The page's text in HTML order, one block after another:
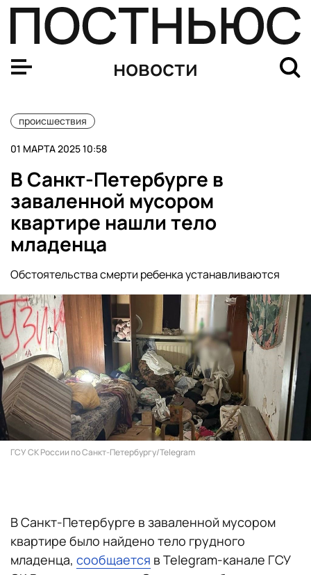
новости
происшествия
01 МАРТА 2025 10:58
В Санкт-Петербурге в
заваленной мусором
квартире нашли тело
младенца
Обстоятельства смерти ребенка устанавливаются
ГСУ СК России по Санкт-Петербургу/Telegram
В Санкт-Петербурге в заваленной мусором
квартире было найдено тело грудного
младенца, сообщается в Telegram-канале ГСУ
В Санкт-Петербурге в заваленной мусором квартире